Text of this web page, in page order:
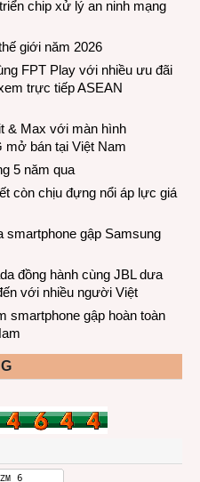
chip xử lý an ninh mạng
giới năm 2026
FPT Play với nhiều ưu đãi
trực tiếp ASEAN
& Max với màn hình
bán tại Việt Nam
5 năm qua
còn chịu đựng nổi áp lực giá
smartphone gập Samsung
đồng hành cùng JBL dưa
với nhiều người Việt
smartphone gập hoàn toàn